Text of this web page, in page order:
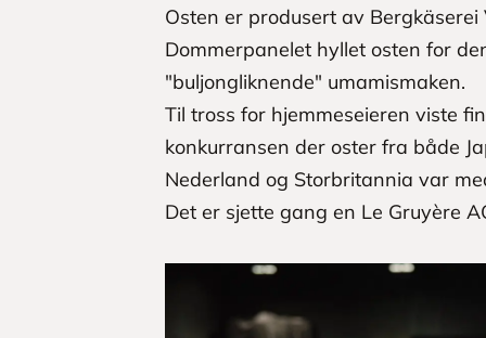
Osten er produsert av
Dommerpanelet hyllet osten for
"buljongliknende" umamismaken.
Til tross for hjemmeseieren viste
konkurransen der oster fra både
Nederland og Storbritannia var
Det er sjette gang en Le Gruyère